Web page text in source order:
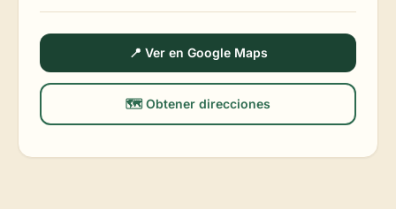
📍 Ver en Google Maps
🗺️ Obtener direcciones